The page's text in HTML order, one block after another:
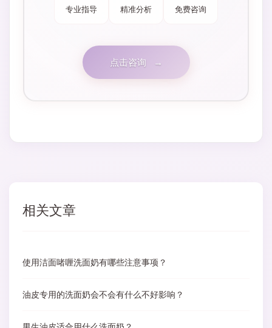
专业指导 精准分析 免费咨询
点击咨询 →
相关文章
使用洁面啫喱洗面奶有哪些注意事项？
油皮专用的洗面奶会不会有什么不好影响？